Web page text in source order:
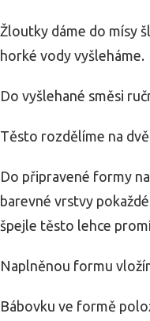
Žloutky dáme do mísy
horké vody vyšleháme.
Do vyšlehané směsi
Těsto rozdělíme na
Do připravené formy
barevné vrstvy
špejle těsto lehce
Naplněnou formu
Bábovku ve formě